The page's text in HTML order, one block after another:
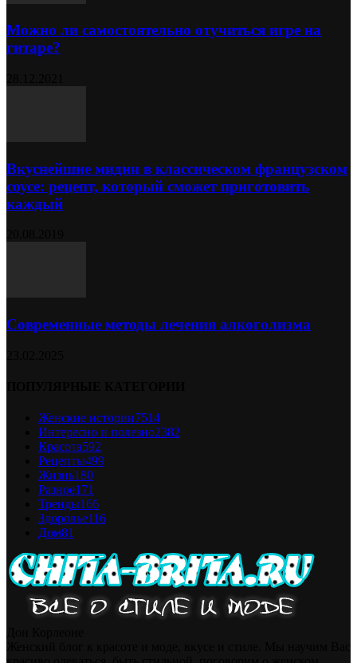
Можно ли самостоятельно отучиться игре на
гитаре?
Вкуснейшие мидии в классическом французском
соусе: рецепт, который сможет приготовить
каждый
Современные методы лечения алкоголизма
Женские истории7514
Интересно и полезно2382
Красота592
Рецепты499
Жизнь180
Разное171
Тренды166
Здоровье116
Дом81